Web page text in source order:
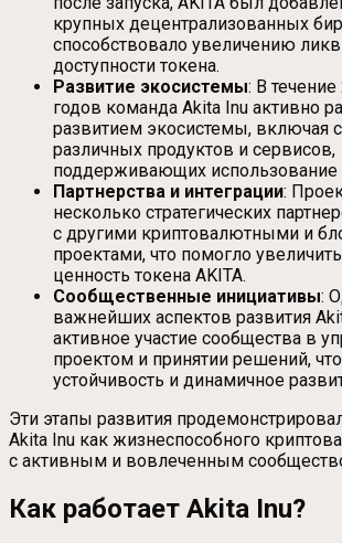
крупных децентрализованных
способствовало увеличению
доступности токена.
Развитие экосистемы: В
годов команда Akita Inu активно
развитием экосистемы, включая
различных продуктов и сервисов,
поддерживающих использование
Партнерства и интеграции:
несколько стратегических
с другими криптовалютными и
проектами, что помогло
ценность токена AKITA.
Сообщественные инициативы:
важнейших аспектов развития
активное участие сообщества в
проектом и принятии решений,
устойчивость и динамичное
Эти этапы развития
Akita Inu как жизнеспособного
с активным и вовлеченным
Как работает Akita Inu?